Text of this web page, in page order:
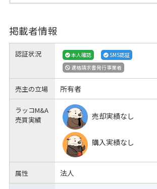
掲載者情報
認証状況 本人確認
SMS認証
適格請求書発行事業者
売主の立場 所有者
ラッコM&A
売買実績
売却実績なし
購入実績なし
属性 法人